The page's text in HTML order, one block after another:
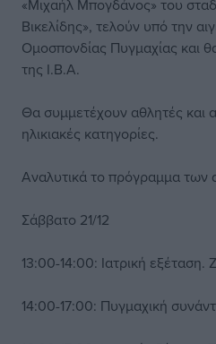
«Μιχαήλ Μπογδάνος» του
Βικελίδης», τελούν υπό την
Ομοσπονδίας Πυγμαχίας και
της I.B.A.
Θα συμμετέχουν αθλητές και
ηλικιακές κατηγορίες.
Αναλυτικά το πρόγραμμα των
Σάββατο 21/12
13:00-14:00: Ιατρική εξέταση.
14:00-17:00: Πυγμαχική